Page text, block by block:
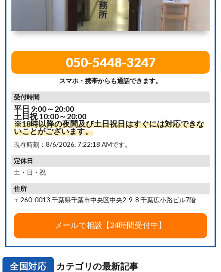
050-5448-3247
スマホ・携帯からも通話できます。
受付時間
平日 9:00～20:00
土日祝 10:00～20:00
※18時以降の夜間及び土日祝日はすぐには対応できな
いことがございます。
現在時刻： 8/6/2026, 7:22:19 AMです。
定休日
土・日・祝
住所
〒260-0013 千葉県千葉市中央区中央2-9-8 千葉広小路ビル7階
全国対応 カテゴリの最新記事